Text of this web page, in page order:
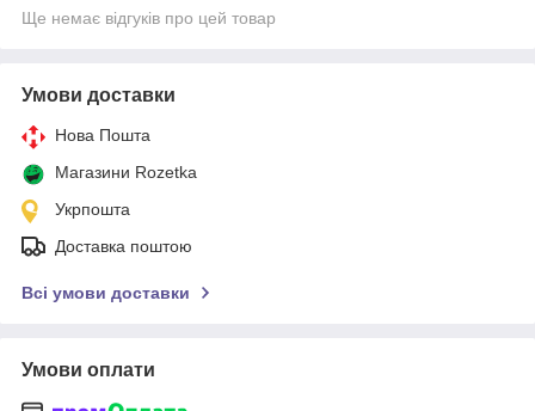
Ще немає відгуків про цей товар
Умови доставки
Нова Пошта
Магазини Rozetka
Укрпошта
Доставка поштою
Всі умови доставки
Умови оплати